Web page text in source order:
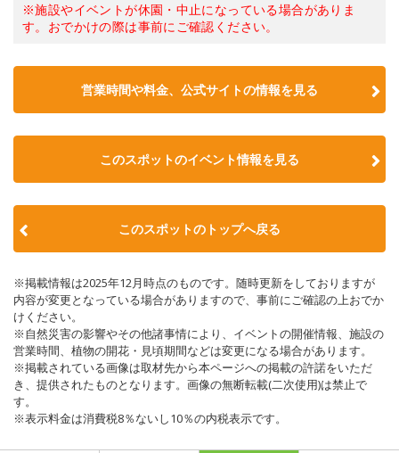
※施設やイベントが休園・中止になっている場合がありま
す。おでかけの際は事前にご確認ください。
営業時間や料金、公式サイトの情報を見る
このスポットのイベント情報を見る
このスポットのトップへ戻る
※掲載情報は2025年12月時点のものです。随時更新をしておりますが
内容が変更となっている場合がありますので、事前にご確認の上おでか
けください。
※自然災害の影響やその他諸事情により、イベントの開催情報、施設の
営業時間、植物の開花・見頃期間などは変更になる場合があります。
※掲載されている画像は取材先から本ページへの掲載の許諾をいただ
き、提供されたものとなります。画像の無断転載(二次使用)は禁止で
す。
※表示料金は消費税8％ないし10％の内税表示です。